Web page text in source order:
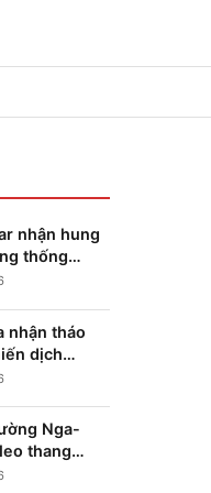
nhận hung
thống
trục xuất
đến lượt
nhận tháo
dịch
Putin sụp
Nga-
thang
Nga mất